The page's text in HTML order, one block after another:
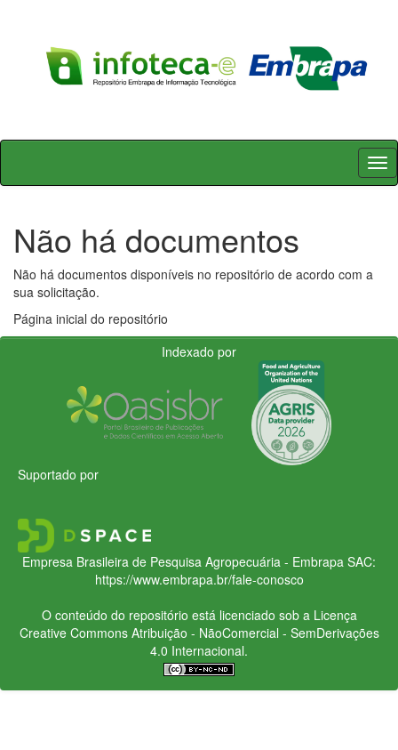
Skip
Não há documentos
Não há documentos disponíveis no repositório de acordo com a
sua solicitação.
Página inicial do repositório
Indexado por
Suportado por
Empresa Brasileira de Pesquisa Agropecuária - Embrapa SAC:
https://www.embrapa.br/fale-conosco
O conteúdo do repositório está licenciado sob a Licença
Creative CommonsAtribuição - NãoComercial - SemDerivações
4.0 Internacional.